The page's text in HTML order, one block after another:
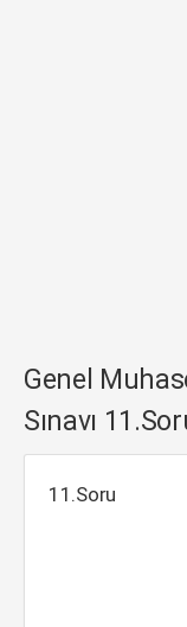
Genel
Sınavı
11.Soru